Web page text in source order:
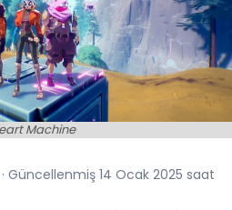
Machine
· Güncellenmiş 14 Ocak 2025 saat